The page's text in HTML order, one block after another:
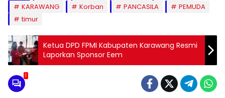
KARAWANG
Korban PANCASILA
PEMUDA
timur
Ketua DPD FPMI Kabupaten Karawang Resmi
Laporkan Sponsor Eem
1